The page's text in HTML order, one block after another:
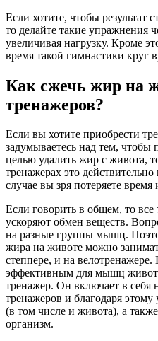
Если хотите, чтобы результат
то делайте такие упражнения
увеличивая нагрузку. Кроме
время такой гимнастики круг
Как сжечь жир на
тренажеров?
Если вы хотите приобрести
задумываетесь над тем, чтобы
целью удалить жир с живота,
тренажерах это
случае вы зря потеряете время
Если говорить в общем, то
ускоряют обмен веществ.
на разные группы мышц.
жира на животе можно
степпере, и на
эффективным для мышц
тренажер. Он включает в себя
тренажеров и благодаря
(в том числе и живота), а
организм.